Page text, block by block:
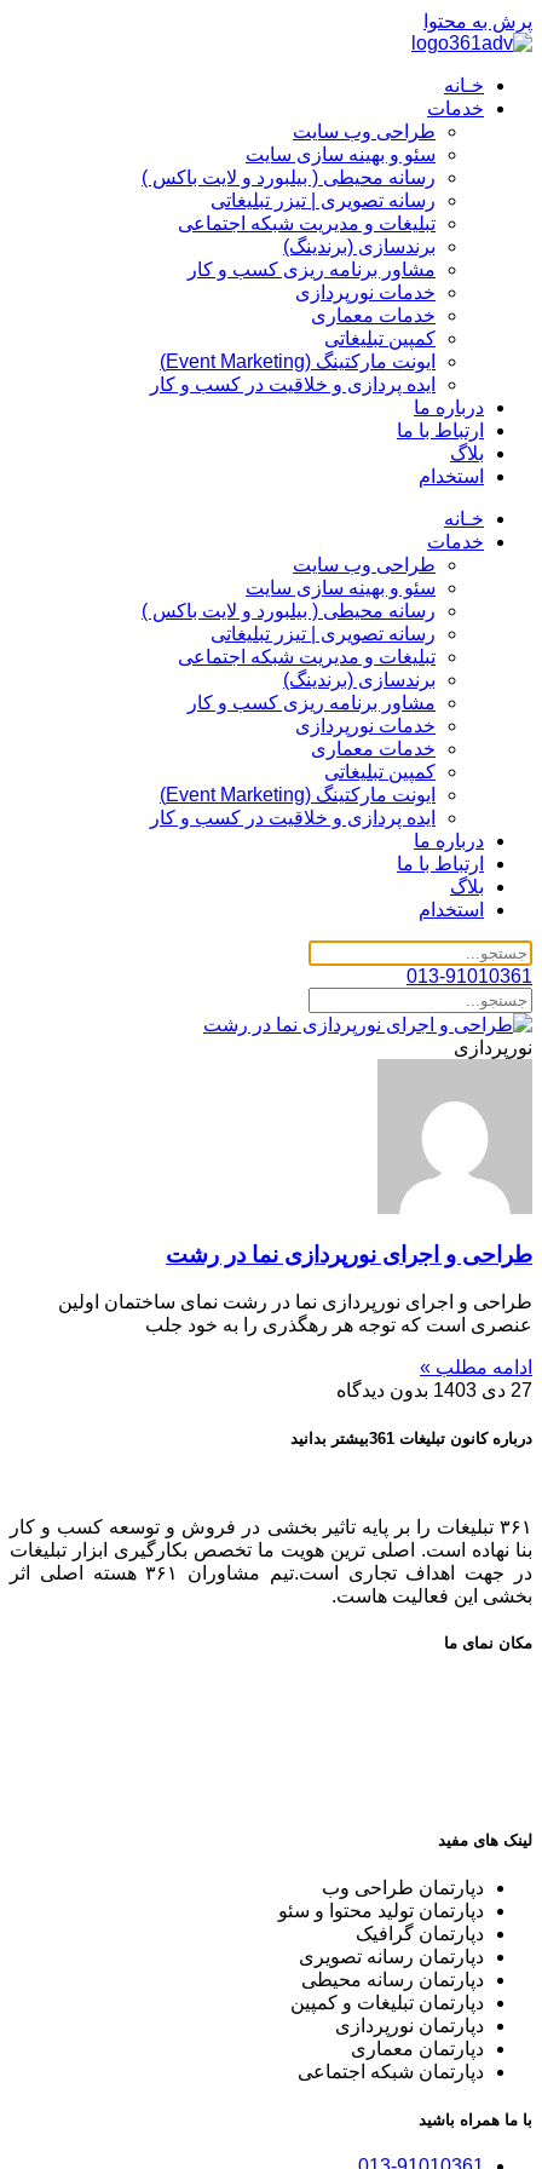
پرش به محتوا
خـانه
خدمات
طراحی وب سایت
سئو و بهینه سازی سایت
رسانه محیطی ( بیلبورد و لایت باکس )
رسانه تصویری | تیزر تبلیغاتی
تبلیغات و مدیریت شبکه اجتماعی
برندسازی (برندینگ)‌
مشاور برنامه ریزی کسب و کار
خدمات نورپردازی
خدمات معماری
کمپین تبلیغاتی
ایونت مارکتینگ (Event Marketing)
ایده پردازی و خلاقیت در کسب و کار
درباره ما
ارتباط با ما
بلاگ
استخدام
خـانه
خدمات
طراحی وب سایت
سئو و بهینه سازی سایت
رسانه محیطی ( بیلبورد و لایت باکس )
رسانه تصویری | تیزر تبلیغاتی
تبلیغات و مدیریت شبکه اجتماعی
برندسازی (برندینگ)‌
مشاور برنامه ریزی کسب و کار
خدمات نورپردازی
خدمات معماری
کمپین تبلیغاتی
ایونت مارکتینگ (Event Marketing)
ایده پردازی و خلاقیت در کسب و کار
درباره ما
ارتباط با ما
بلاگ
استخدام
013-91010361
نورپردازی
طراحی و اجرای نورپردازی نما در رشت
طراحی و اجرای نورپردازی نما در رشت نمای ساختمان اولین
عنصری است که توجه هر رهگذری را به خود جلب
ادامه مطلب »
27 دی 1403
بدون دیدگاه
درباره کانون تبلیغات 361بیشتر بدانید
۳۶۱ تبلیغات را بر پایه تاثیر بخشی در فروش و توسعه کسب و کار
بنا نهاده است. اصلی ترین هویت ما تخصص بکارگیری ابزار تبلیغات
در جهت اهداف تجاری است.تیم مشاوران ۳۶۱ هسته اصلی اثر
بخشی این فعالیت هاست.
مکان نمای ما
لینک های مفید
دپارتمان طراحی وب
دپارتمان تولید محتوا و سئو
دپارتمان گرافیک
دپارتمان رسانه تصویری
دپارتمان رسانه محیطی
دپارتمان تبلیغات و کمپین
دپارتمان نورپردازی
دپارتمان معماری
دپارتمان شبکه اجتماعی
با ما همراه باشید